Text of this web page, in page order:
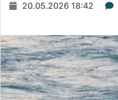
20.05.2026 18:42